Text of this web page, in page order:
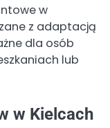
w
z adaptacją
dla osób
lub
w Kielcach